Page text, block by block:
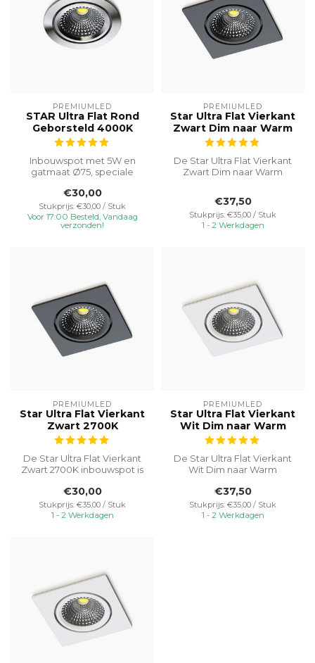
PREMIUMLED
STAR Ultra Flat Rond
Geborsteld 4000K
Inbouwspot met 5W en
gatmaat Ø75, speciale
voor veelzijdi...
€30,00
Stukprijs: €30,00 / Stuk
Voor 17:00 Besteld, Vandaag
verzonden!
PREMIUMLED
Star Ultra Flat Vierkant
Zwart Dim naar Warm
De Star Ultra Flat Vierkant
Zwart Dim naar Warm
€37,50
Stukprijs: €35,00 / Stuk
1 - 2 Werkdagen
PREMIUMLED
Star Ultra Flat Vierkant
Zwart 2700K
De Star Ultra Flat Vierkant
Zwart 2700K inbouwspot is
voor...
€30,00
Stukprijs: €35,00 / Stuk
1 - 2 Werkdagen
PREMIUMLED
Star Ultra Flat Vierkant
Wit Dim naar Warm
De Star Ultra Flat Vierkant
Wit Dim naar Warm
uitstekende keuz...
€37,50
Stukprijs: €35,00 / Stuk
1 - 2 Werkdagen